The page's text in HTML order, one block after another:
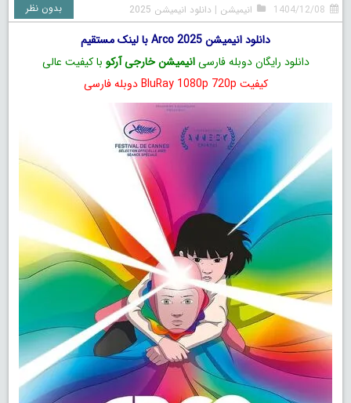
1404/12/08 انیمیشن | دانلود انیمیشن 2025 بدون نظر
دانلود انیمیشن Arco 2025 با لینک مستقیم
دانلود رایگان دوبله فارسیانیمیشن خارجی آرکو با کیفیت عالی
کیفیت BluRay 1080p 720p دوبله فارسی